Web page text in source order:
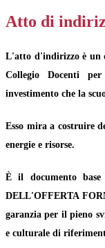
Atto di
L'atto d'indirizzoè un
Collegio Docenti
investimento che la
Esso mira a costruire
energie e risorse.
È il documento
DELL'OFFERTA
garanzia per il pieno
e culturale di